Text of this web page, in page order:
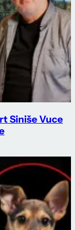
Siniše Vuce